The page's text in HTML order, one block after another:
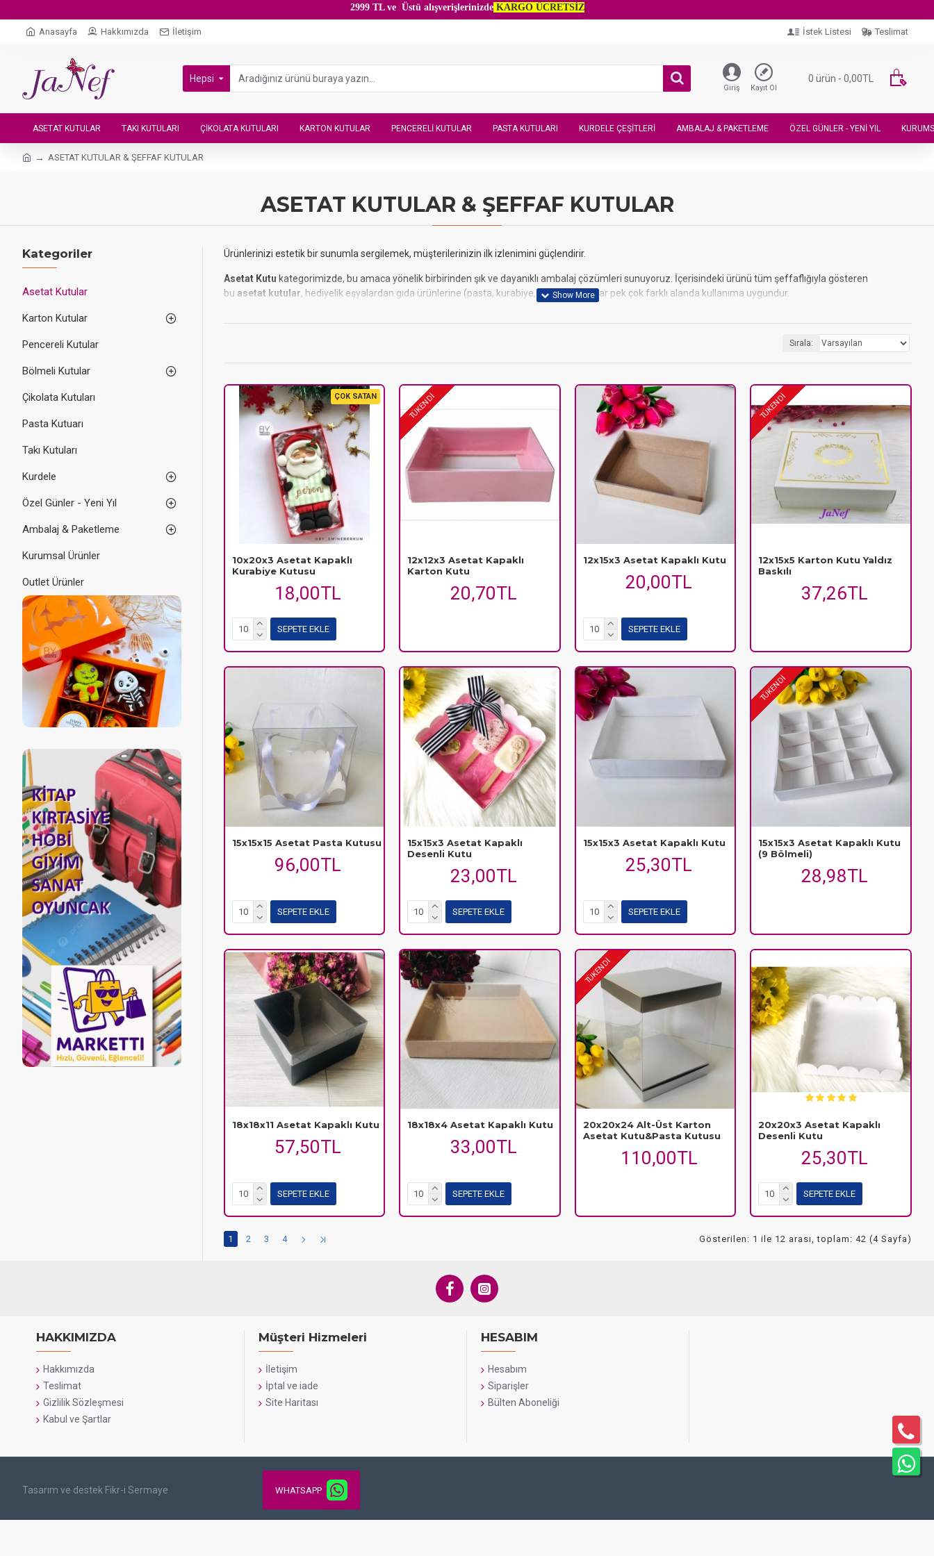
2999 TL ve Üstü alışverişlerinizdeKARGO ÜCRETSİZ
Anasayfa Hakkımızda İletişim İstek Listesi Teslimat
Hepsi
Giriş Kayıt Ol
0 ürün - 0,00TL
ASETAT KUTULAR TAKI KUTULARI ÇIKOLATA KUTULARI KARTON KUTULAR PENCERELI KUTULAR PASTA KUTULARI KURDELE ÇEŞITLERI AMBALAJ & PAKETLEME ÖZEL GÜNLER - YENI YIL
ASETAT KUTULAR & ŞEFFAF KUTULAR
ASETAT KUTULAR & ŞEFFAF KUTULAR
Kategoriler
Asetat Kutular
Karton Kutular
Pencereli Kutular
Bölmeli Kutular
Çikolata Kutuları
Pasta Kutuarı
Takı Kutuları
Kurdele
Özel Günler - Yeni Yıl
Ambalaj & Paketleme
Kurumsal Ürünler
Outlet Ürünler
Ürünlerinizi estetik bir sunumla sergilemek, müşterilerinizin ilk izlenimini güçlendirir.
Asetat Kutu kategorimizde, bu amaca yönelik birbirinden şık ve dayanıklı ambalaj çözümleri sunuyoruz. İçerisindeki ürünü tüm şeffaflığıyla gösteren
bu asetat kutular, hediyelik eşyalardan gıda ürünlerine (pasta, kurabiye, makaron) kadar pek çok farklı alanda kullanıma uygundur.
Sırala:
ÇOK SATAN
10x20x3 Asetat Kapaklı
Kurabiye Kutusu
18,00TL
SEPETE EKLE
TÜKENDİ
12x12x3 Asetat Kapaklı
Karton Kutu
20,70TL
12x15x3 Asetat Kapaklı Kutu
20,00TL
SEPETE EKLE
TÜKENDİ
12x15x5 Karton Kutu Yaldız
Baskılı
37,26TL
15x15x15 Asetat Pasta Kutusu
96,00TL
SEPETE EKLE
15x15x3 Asetat Kapaklı
Desenli Kutu
23,00TL
SEPETE EKLE
15x15x3 Asetat Kapaklı Kutu
25,30TL
SEPETE EKLE
TÜKENDİ
15x15x3 Asetat Kapaklı Kutu
(9 Bölmeli)
28,98TL
18x18x11 Asetat Kapaklı Kutu
57,50TL
SEPETE EKLE
18x18x4 Asetat Kapaklı Kutu
33,00TL
SEPETE EKLE
TÜKENDİ
20x20x24 Alt-Üst Karton
Asetat Kutu&Pasta Kutusu
110,00TL
20x20x3 Asetat Kapaklı
Desenli Kutu
25,30TL
SEPETE EKLE
1 2 3 4 Gösterilen: 1 ile 12 arası, toplam: 42 (4 Sayfa)
HAKKIMIZDA
Hakkımızda
Teslimat
Gizlilik Sözleşmesi
Kabul ve Şartlar
Müşteri Hizmeleri
İletişim
İptal ve iade
Site Haritası
HESABIM
Hesabım
Siparişler
Bülten Aboneliği
Tasarım ve destek Fikr-i Sermaye WHATSAPP